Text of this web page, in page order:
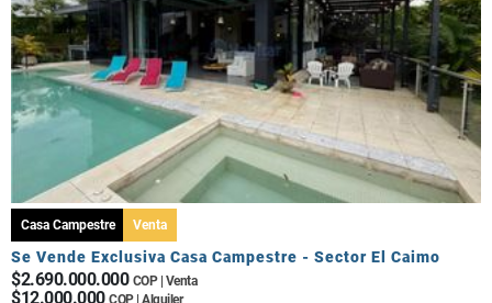
Casa Campestre Venta
Se Vende Exclusiva Casa Campestre - Sector El Caimo
$2.690.000.000 COP | Venta
$12.000.000